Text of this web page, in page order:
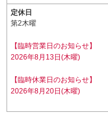
定休日
第2木曜
【臨時営業日のお知らせ】
2026年8月13日(木曜)
【臨時休業日のお知らせ】
2026年8月20日(木曜)